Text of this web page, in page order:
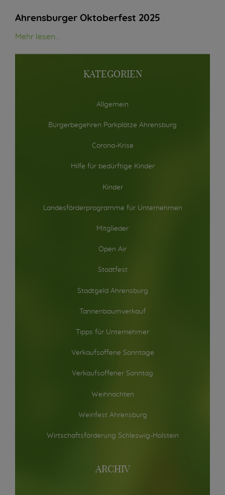
Ahrensburger Oktoberfest 2025
Mehr lesen...
KATEGORIEN
Allgemein
Bürgerbegehren Parkplätze Ahrensburg
Corona-Krise
Hilfe für bedürftige Kinder
Kinder
Landesförderprogramme für Unternehmen
Mitglieder
Open Air
Stadtfest
Stadtgeld Ahrensburg
Tannenbaumverkauf
Tipps für Unternehmer
Verkaufsoffene Sonntage
Verkaufsoffener Sonntag
Weihnachten
Weinfest Ahrensburg
Wirtschaftsförderung Schleswig-Holstein
ARCHIV